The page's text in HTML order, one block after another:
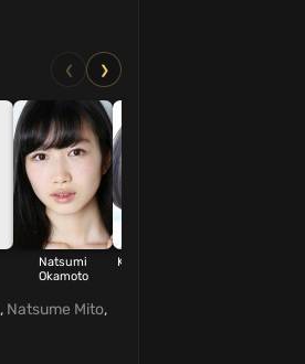
❮ ❯
Natsumi
Okamoto
Kiyo Matsumoto
, Natsume Mito,